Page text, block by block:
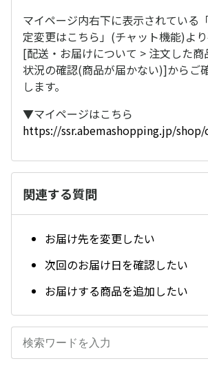
マイページ内右下に表示されている
定変更はこちら」(チャット機能)より
[配送・お届けについて > 注文した
状況の確認(商品が届かない)]からご
します。
▼マイページはこちら
https://ssr.abemashopping.jp/
関連する質問
お届け先を変更したい
次回のお届け日を確認したい
お届けする商品を追加したい